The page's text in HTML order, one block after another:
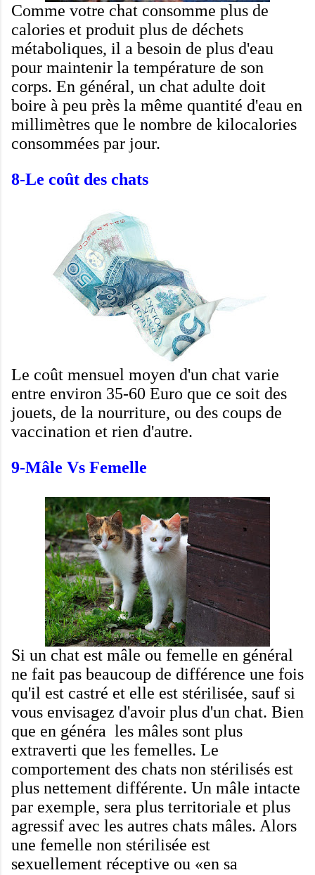
Comme votre chat consomme plus de
calories et produit plus de déchets
métaboliques, il a besoin de plus d'eau
pour maintenir la température de son
corps. En général, un chat adulte doit
boire à peu près la même quantité d'eau en
millimètres que le nombre de kilocalories
consommées par jour.
8-Le coût des chats
Le coût mensuel moyen d'un chat varie
entre environ 35-60 Euro que ce soit des
jouets, de la nourriture, ou des coups de
vaccination et rien d'autre.
9-Mâle Vs Femelle
Si un chat est mâle ou femelle en général
ne fait pas beaucoup de différence une fois
qu'il est castré et elle est stérilisée, sauf si
vous envisagez d'avoir plus d'un chat. Bien
que en généra les mâles sont plus
extraverti que les femelles. Le
comportement des chats non stérilisés est
plus nettement différente. Un mâle intacte
par exemple, sera plus territoriale et plus
agressif avec les autres chats mâles. Alors
une femelle non stérilisée est
sexuellement réceptive ou «en sa